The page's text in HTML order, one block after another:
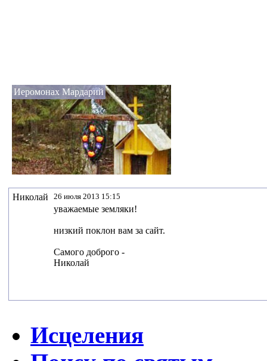
Иеромонах Мардарий
Николай 26 июля 2013 15:15
уважаемые земляки!
низкий поклон вам за сайт.
Самого доброго -
Николай
Исцеления